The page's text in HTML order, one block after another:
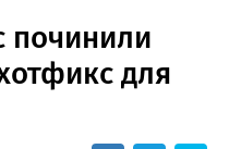
починили
для